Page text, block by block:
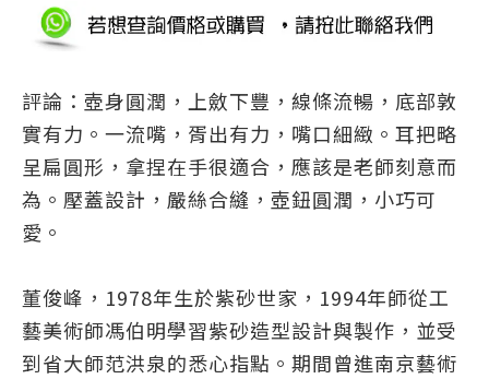
評論：壺身圓潤，上斂下豐，線條流暢，底部敦
實有力。一流嘴，胥出有力，嘴口細緻。耳把略
呈扁圓形，拿捏在手很適合，應該是老師刻意而
為。壓蓋設計，嚴絲合縫，壺鈕圓潤，小巧可
愛。
董俊峰，1978年生於紫砂世家，1994年師從工
藝美術師馮伯明學習紫砂造型設計與製作，並受
到省大師范洪泉的悉心指點。期間曾進南京藝術